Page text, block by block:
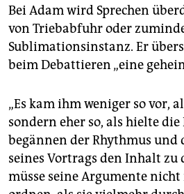
Bei Adam wird Sprechen
von Triebabfuhr oder
Sublimationsinstanz. Er
beim Debattieren „eine
„Es kam ihm weniger so vor,
sondern eher so, als hielte die
begännen der Rhythmus
seines Vortrags den Inhalt
müsse seine Argumente nicht